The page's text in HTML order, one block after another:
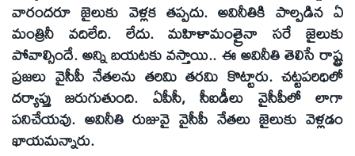
వారందరూ జైలుకు వెళ్లక తప్పదు. అవినీతికి పాల్పడిన ఏ
మంత్రినీ వదిలేది. లేదు. మహిళామంత్రైనా సరే జైలుకు
పోవాల్సిందే. అన్ని బయటకు వస్తాయి.. ఈ అవినీతి తెలిసే రాష్ట్ర
ప్రజలు వైసీపీ నేతలను తరిమి తరమి కొట్టారు. చట్టపరిధిలో
దర్యాప్తు జరుగుతుంది. ఏపీసీ, సీఐడీలు వైసీపీలో లాగా
పనిచేయవు. అవినీతి రుజువై వైసీపీ నేతలు జైలుకు వెళ్లడం
ఖాయమన్నారు.